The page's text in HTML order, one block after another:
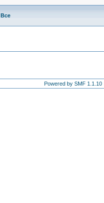
Все
Powered by SMF 1.1.10